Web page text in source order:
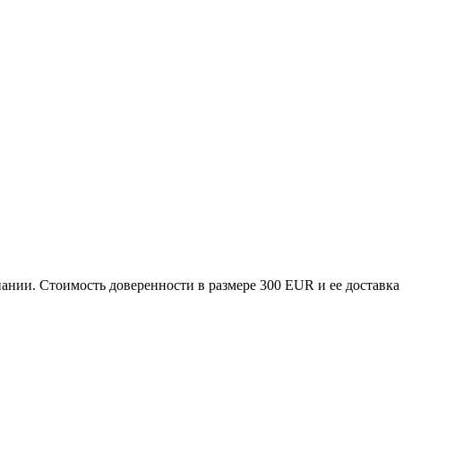
Стоимость доверенности в размере 300 EUR и ее доставка